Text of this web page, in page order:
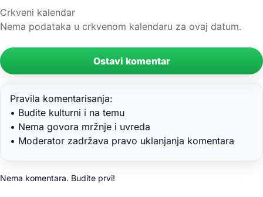
Crkveni kalendar
Nema podataka u crkvenom kalendaru za ovaj datum.
Ostavi komentar
Pravila komentarisanja:
• Budite kulturni i na temu
• Nema govora mržnje i uvreda
• Moderator zadržava pravo uklanjanja komentara
Nema komentara. Budite prvi!